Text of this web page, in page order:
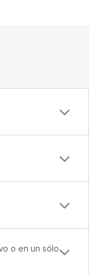
o en un sólo